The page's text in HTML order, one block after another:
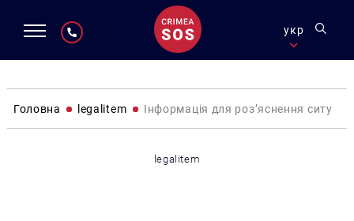
укр
Головна legalitem Інформація для роз’яснення
legalitem